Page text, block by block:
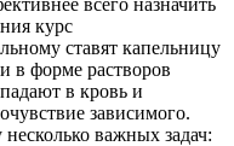
курс
ставят капельницу
в форме растворов
в кровь и
зависимого.
важных задач: